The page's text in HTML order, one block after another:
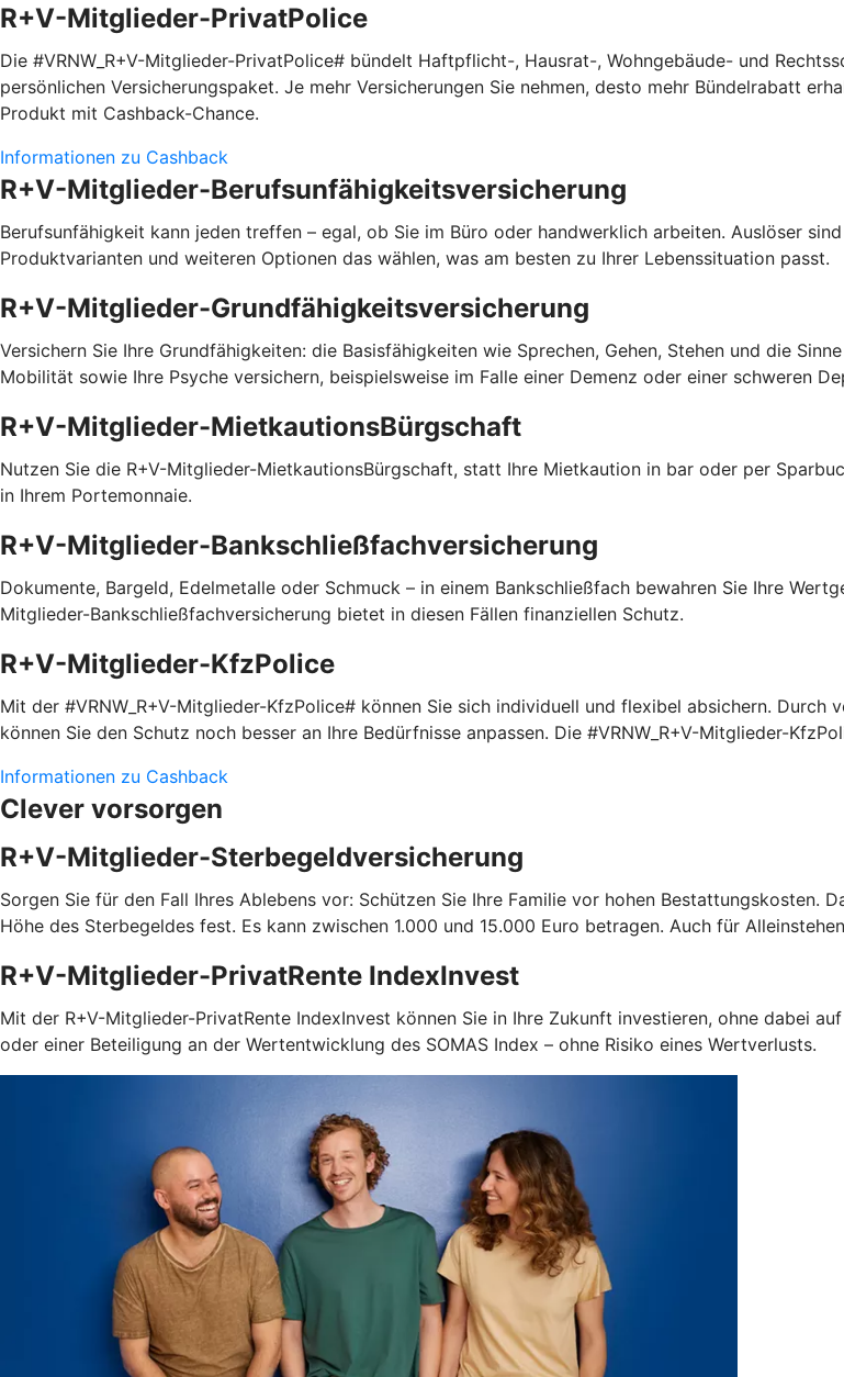
R+V-Mitglieder-PrivatPolice
Die #VRNW_R+V-Mitglieder-PrivatPolice# bündelt Haftpflicht-, Hausrat-, Wohngebäude- und
persönlichen Versicherungspaket. Je mehr Versicherungen Sie nehmen, desto mehr Bündelrabatt
Produkt mit Cashback-Chance.
Informationen zu Cashback
R+V-Mitglieder-Berufsunfähigkeitsversicherung
Berufsunfähigkeit kann jeden treffen – egal, ob Sie im Büro oder handwerklich arbeiten. Auslöser
Produktvarianten und weiteren Optionen das wählen, was am besten zu Ihrer Lebenssituation passt.
R+V-Mitglieder-Grundfähigkeitsversicherung
Versichern Sie Ihre Grundfähigkeiten: die Basisfähigkeiten wie Sprechen, Gehen, Stehen und die
Mobilität sowie Ihre Psyche versichern, beispielsweise im Falle einer Demenz oder einer schweren
R+V-Mitglieder-MietkautionsBürgschaft
Nutzen Sie die R+V-Mitglieder-MietkautionsBürgschaft, statt Ihre Mietkaution in bar oder per
in Ihrem Portemonnaie.
R+V-Mitglieder-Bankschließfachversicherung
Dokumente, Bargeld, Edelmetalle oder Schmuck – in einem Bankschließfach bewahren Sie Ihre
Mitglieder-Bankschließfachversicherung bietet in diesen Fällen finanziellen Schutz.
R+V-Mitglieder-KfzPolice
Mit der #VRNW_R+V-Mitglieder-KfzPolice# können Sie sich individuell und flexibel absichern.
können Sie den Schutz noch besser an Ihre Bedürfnisse anpassen. Die #VRNW_R+V-Mitglieder-
Informationen zu Cashback
Clever vorsorgen
R+V-Mitglieder-Sterbegeldversicherung
Sorgen Sie für den Fall Ihres Ablebens vor: Schützen Sie Ihre Familie vor hohen Bestattungskosten.
Höhe des Sterbegeldes fest. Es kann zwischen 1.000 und 15.000 Euro betragen. Auch für
R+V-Mitglieder-PrivatRente IndexInvest
Mit der R+V-Mitglieder-PrivatRente IndexInvest können Sie in Ihre Zukunft investieren, ohne dabei
oder einer Beteiligung an der Wertentwicklung des SOMAS Index – ohne Risiko eines Wertverlusts.